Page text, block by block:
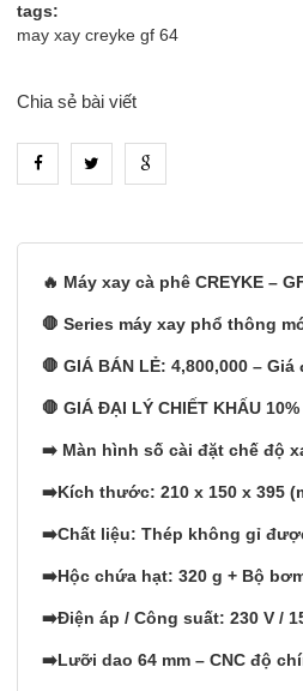
tags:
may xay creyke gf 64
Chia sẻ bài viết
🔥 Máy xay cà phê CREYKE –
🛑 Series máy xay phổ thông
🛑 GIÁ BÁN LẺ: 4,800,000 –
🛑 GIÁ ĐẠI LÝ CHIẾT KHẤU 10%
➡️ Màn hình số cài đặt chế độ
➡️Kích thước: 210 x 150 x 395
➡️Chất liệu: Thép không gỉ
➡️Hộc chứa hạt: 320 g + Bộ
➡️Điện áp / Công suất: 230 V /
➡️Lưỡi dao 64 mm – CNC độ